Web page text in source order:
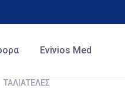
Evivios Med
ΤΑΛΙΑΤΕΛΕΣ